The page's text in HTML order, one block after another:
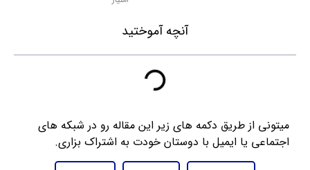
آنچه آموختید
میتونی از طریق دکمه های زیر این مقاله رو در شبکه های
اجتماعی یا ایمیل با دوستان خودت به اشتراک بزاری.